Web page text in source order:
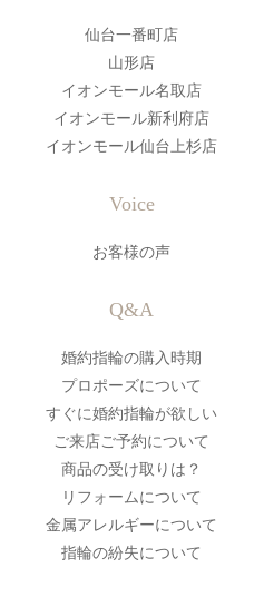
仙台一番町店
山形店
イオンモール名取店
イオンモール新利府店
イオンモール仙台上杉店
Voice
お客様の声
Q&A
婚約指輪の購入時期
プロポーズについて
すぐに婚約指輪が欲しい
ご来店ご予約について
商品の受け取りは？
リフォームについて
金属アレルギーについて
指輪の紛失について